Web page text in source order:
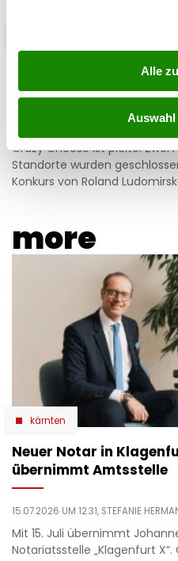
Alle
Auswahl
Crazy Cheese
Ludomirska ist pleite
STEFANIE
Crazy Cheese ist pleite: Zwei
Standorte wurden
Konkurs von Roland
more
kärnten
Neuer Notar in
übernimmt Amtsstelle
15.07.2026 UM 12:31, STEFANIE
Mit 15. Juli übernimmt
Notariatsstelle „Klagenfurt